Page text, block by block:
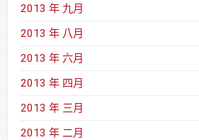
2013 年 九月
2013 年 八月
2013 年 六月
2013 年 四月
2013 年 三月
2013 年 二月